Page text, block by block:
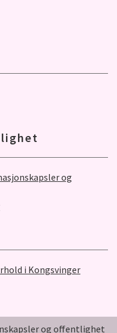
og
i Kongsvinger
og offentlighet